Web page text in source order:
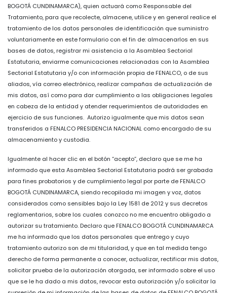
BOGOTÁ CUNDINAMARCA), quien actuará como Responsable del
Tratamiento, para que recolecte, almacene, utilice y en general realice el
tratamiento de los datos personales de identificación que suministro
voluntariamente en este formulario con el fin de: almacenarlos en sus
bases de datos, registrar mi asistencia a la Asamblea Sectorial
Estatutaria, enviarme comunicaciones relacionadas con la Asamblea
Sectorial Estatutaria y/o con información propia de FENALCO, o de sus
aliados, vía correo electrónico, realizar campañas de actualización de
mis datos, así como para dar cumplimiento a las obligaciones legales
en cabeza de la entidad y atender requerimientos de autoridades en
ejercicio de sus funciones. Autorizo igualmente que mis datos sean
transferidos a FENALCO PRESIDENCIA NACIONAL como encargado de su
almacenamiento y custodia.
Igualmente al hacer clic en el botón “acepto”, declaro que se me ha
informado que esta Asamblea Sectorial Estatutaria podrá ser grabada
para fines probatorios y de cumplimiento legal por parte de FENALCO
BOGOTÁ CUNDINAMARCA, siendo recopilada mi imagen y voz, datos
considerados como sensibles bajo la Ley 1581 de 2012 y sus decretos
reglamentarios, sobre los cuales conozco no me encuentro obligado a
autorizar su tratamiento. Declaro que FENALCO BOGOTÁ CUNDINAMARCA
me ha informado que los datos personales que entrego y cuyo
tratamiento autorizo son de mi titularidad, y que en tal medida tengo
derecho de forma permanente a conocer, actualizar, rectificar mis datos,
solicitar prueba de la autorización otorgada, ser informado sobre el uso
que se le ha dado a mis datos, revocar esta autorización y/o solicitar la